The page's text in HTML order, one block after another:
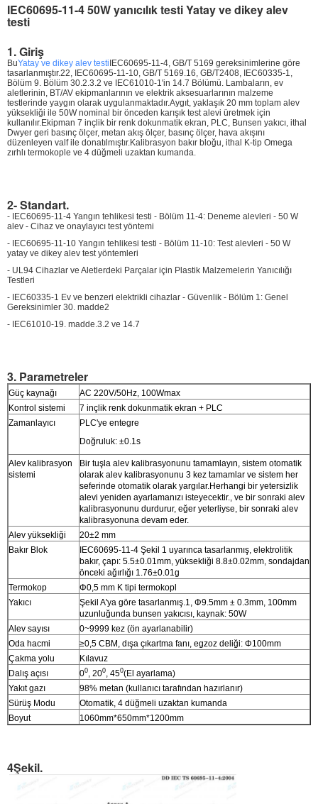
IEC60695-11-4 50W yanıcılık testi Yatay ve dikey alev
testi
1. Giriş
BuYatay ve dikey alev testiIEC60695-11-4, GB/T 5169 gereksinimlerine göre
tasarlanmıştır.22, IEC60695-11-10, GB/T 5169.16, GB/T2408, IEC60335-1,
Bölüm 9. Bölüm 30.2.3.2 ve IEC61010-1'in 14.7 Bölümü. Lambaların, ev
aletlerinin, BT/AV ekipmanlarının ve elektrik aksesuarlarının malzeme
testlerinde yaygın olarak uygulanmaktadır.Aygıt, yaklaşık 20 mm toplam alev
yüksekliği ile 50W nominal bir önceden karışık test alevi üretmek için
kullanılır.Ekipman 7 inçlik bir renk dokunmatik ekran, PLC, Bunsen yakıcı, ithal
Dwyer geri basınç ölçer, metan akış ölçer, basınç ölçer, hava akışını
düzenleyen valf ile donatılmıştır.Kalibrasyon bakır bloğu, ithal K-tip Omega
zırhlı termokople ve 4 düğmeli uzaktan kumanda.
2- Standart.
- IEC60695-11-4 Yangın tehlikesi testi - Bölüm 11-4: Deneme alevleri - 50 W
alev - Cihaz ve onaylayıcı test yöntemi
- IEC60695-11-10 Yangın tehlikesi testi - Bölüm 11-10: Test alevleri - 50 W
yatay ve dikey alev test yöntemleri
- UL94 Cihazlar ve Aletlerdeki Parçalar için Plastik Malzemelerin Yanıcılığı
Testleri
- IEC60335-1 Ev ve benzeri elektrikli cihazlar - Güvenlik - Bölüm 1: Genel
Gereksinimler 30. madde2
- IEC61010-19. madde.3.2 ve 14.7
3. Parametreler
Güç kaynağı
AC 220V/50Hz, 100Wmax
Kontrol sistemi
7 inçlik renk dokunmatik ekran + PLC
Zamanlayıcı
PLC'ye entegre
Doğruluk: ±0.1s
Alev kalibrasyon
sistemi
Bir tuşla alev kalibrasyonunu tamamlayın, sistem otomatik
olarak alev kalibrasyonunu 3 kez tamamlar ve sistem her
seferinde otomatik olarak yargılar.Herhangi bir yetersizlik
alevi yeniden ayarlamanızı isteyecektir., ve bir sonraki alev
kalibrasyonunu durdurur, eğer yeterliyse, bir sonraki alev
kalibrasyonuna devam eder.
Alev yüksekliği
20±2 mm
Bakır Blok
IEC60695-11-4 Şekil 1 uyarınca tasarlanmış, elektrolitik
bakır, çapı: 5.5±0.01mm, yüksekliği 8.8±0.02mm, sondajdan
önceki ağırlığı 1.76±0.01g
Termokop
Φ0,5 mm K tipi termokopl
Yakıcı
Şekil A'ya göre tasarlanmış.1, Φ9.5mm ± 0.3mm, 100mm
uzunluğunda bunsen yakıcısı, kaynak: 50W
Alev sayısı
0~9999 kez (ön ayarlanabilir)
Oda hacmi
≥0,5 CBM, dışa çıkartma fanı, egzoz deliği: Φ100mm
Çakma yolu
Kılavuz
Dalış açısı
00, 200, 450(El ayarlama)
Yakıt gazı
98% metan (kullanıcı tarafından hazırlanır)
Sürüş Modu
Otomatik, 4 düğmeli uzaktan kumanda
Boyut
1060mm*650mm*1200mm
4Şekil.